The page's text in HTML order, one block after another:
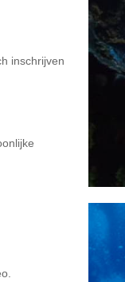
inschrijven